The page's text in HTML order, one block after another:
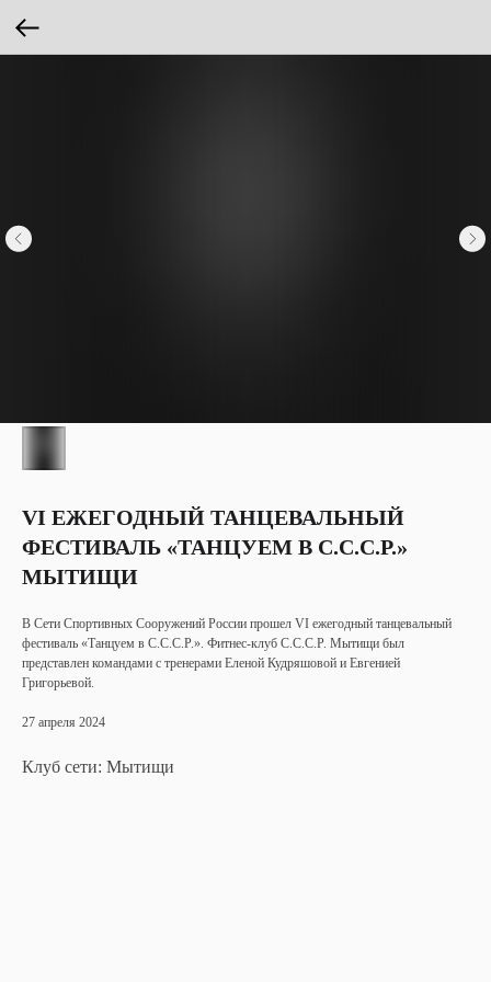
VI ЕЖЕГОДНЫЙ ТАНЦЕВАЛЬНЫЙ
ФЕСТИВАЛЬ «ТАНЦУЕМ В С.С.С.Р.»
МЫТИЩИ
В Сети Cпортивных Cооружений России прошел VI ежегодный танцевальный
фестиваль «Танцуем в С.С.С.Р.». Фитнес-клуб С.С.С.Р. Мытищи был
представлен командами с тренерами Еленой Кудряшовой и Евгенией
Григорьевой.
27 апреля 2024
Клуб сети: Мытищи